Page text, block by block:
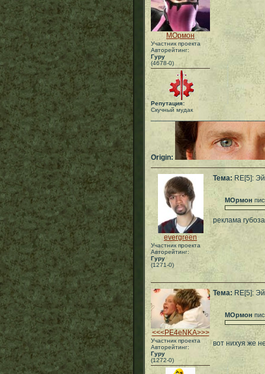
МОрмон
Участник проекта
Авторейтинг:
Гуру
(4678-0)
Репутация:
Скучный мудак
Origin:
evergreen
Участник проекта
Авторейтинг:
Гуру
(1271-0)
Тема: RE[5]:
МОрмон
реклама
<<<PE4eNKA>>>
Участник проекта
Авторейтинг:
Гуру
(1272-0)
Тема: RE[5]:
МОрмон
вот нихуя же